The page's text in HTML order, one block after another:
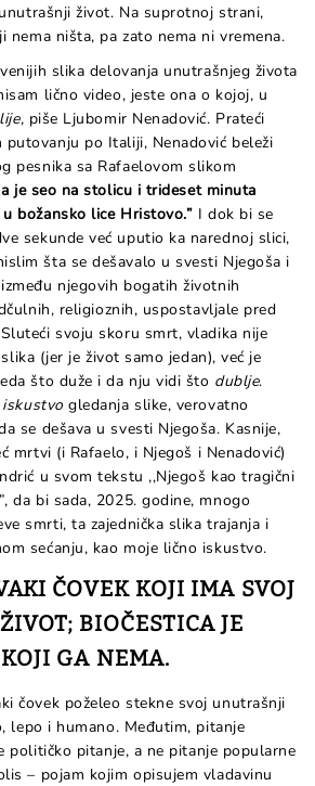
život. Na suprotnoj strani,
nema ništa, pa zato nema ni vremena.
slika delovanja unutrašnjeg života
lično video, jeste ona o kojoj, u
piše Ljubomir Nenadović. Prateći
putovanju po Italiji, Nenadović beleži
pesnika sa Rafaelovom slikom
je seo na stolicu i trideset minuta
božansko lice Hristovo.” I dok bi se
sekunde već uputio ka narednoj slici,
šta se dešavalo u svesti Njegoša i
njegovih bogatih životnih
religioznih, uspostavljale pred
svoju skoru smrt, vladika nije
(jer je život samo jedan), već je
što duže i da nju vidi što dublje.
iskustvogledanja slike, verovatno
se dešava u svesti Njegoša. Kasnije,
mrtvi (i Rafaelo, i Njegoš i Nenadović)
u svom tekstu ,,Njegoš kao tragični
da bi sada, 2025. godine, mnogo
smrti, ta zajednička slika trajanja i
sećanju, kao moje lično iskustvo.
ČOVEK KOJI IMA SVOJ
BIOČESTICA JE
GA NEMA.
čovek poželeo stekne svoj unutrašnji
lepo i humano. Međutim, pitanje
političko pitanje, a ne pitanje popularne
– pojam kojim opisujem vladavinu